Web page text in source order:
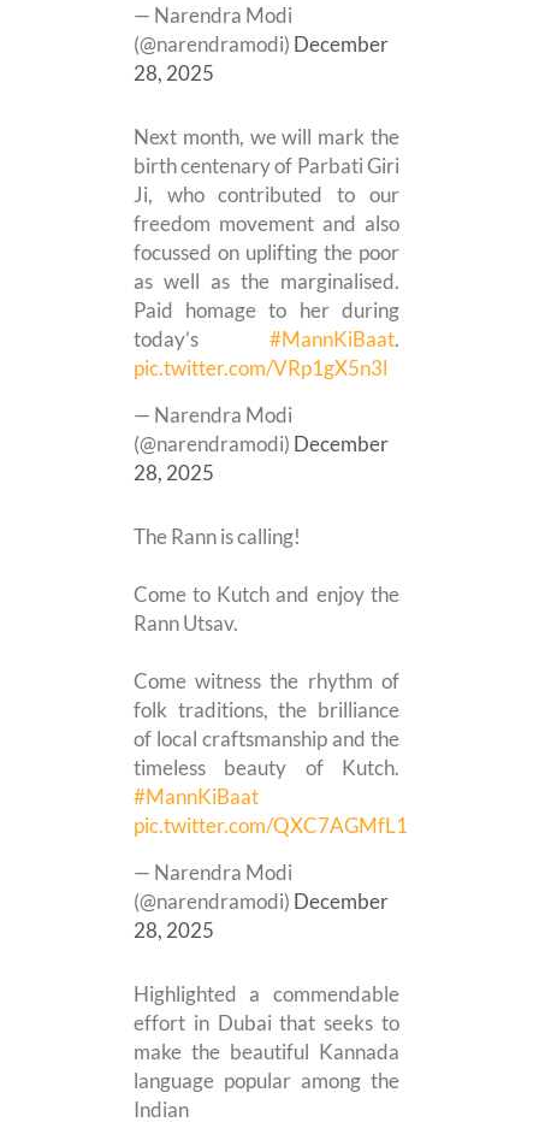
— Narendra Modi
(@narendramodi) December
28, 2025
Next month, we will mark the
birth centenary of Parbati Giri
Ji, who contributed to our
freedom movement and also
focussed on uplifting the poor
as well as the marginalised.
Paid homage to her during
today’s #MannKiBaat.
pic.twitter.com/VRp1gX5n3l
— Narendra Modi
(@narendramodi) December
28, 2025
The Rann is calling!
Come to Kutch and enjoy the
Rann Utsav.
Come witness the rhythm of
folk traditions, the brilliance
of local craftsmanship and the
timeless beauty of Kutch.
#MannKiBaat
pic.twitter.com/QXC7AGMfL1
— Narendra Modi
(@narendramodi) December
28, 2025
Highlighted a commendable
effort in Dubai that seeks to
make the beautiful Kannada
language popular among the
Indian